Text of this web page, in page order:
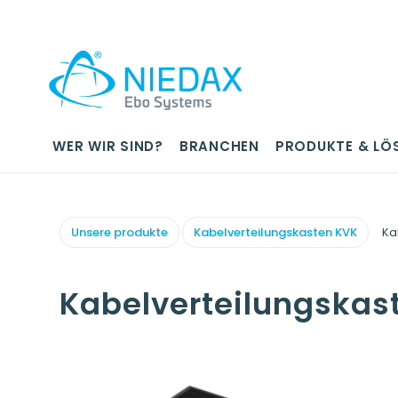
WER WIR SIND? BRANCHEN PRODUKTE &
Unsere produkte Kabelverteilungskasten KVK